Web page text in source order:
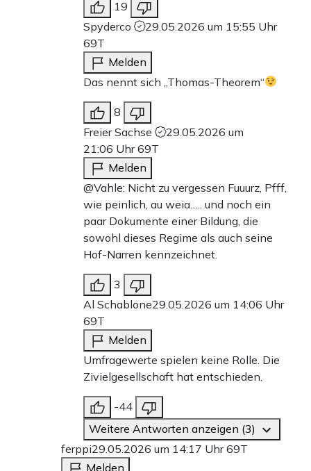
19
Spyderco
29.05.2026 um 15:55 Uhr
69T
Melden
Das nennt sich ,,Thomas-Theorem“
8
Freier Sachse
29.05.2026 um
21:06 Uhr69T
Melden
@Vahle: Nicht zu vergessen Fuuurz, Pfff,
wie peinlich, au weia….. und noch ein
paar Dokumente einer Bildung, die
sowohl dieses Regime als auch seine
Hof-Narren kennzeichnet.
3
Al Schablone29.05.2026 um 14:06 Uhr
69T
Melden
Umfragewerte spielen keine Rolle. Die
Zivielgesellschaft hat entschieden.
-44
Weitere Antworten anzeigen (3)
ferppi29.05.2026 um 14:17 Uhr69T
Melden